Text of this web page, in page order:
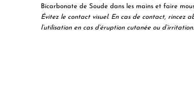
Bicarbonate de Soude dans les mains et faire
Évitez le contact visuel. En cas de contact, rincez
l’utilisation en cas d’éruption cutanée ou d’irritation.